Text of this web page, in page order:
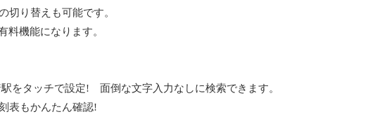
切り替えも可能です。
料機能になります。
駅をタッチで設定! 面倒な文字入力なしに検索できます。
表もかんたん確認!